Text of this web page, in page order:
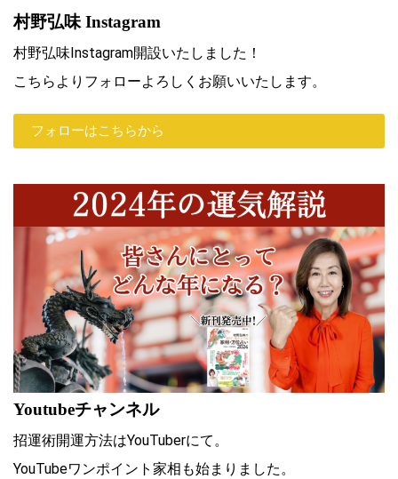
村野弘味 Instagram
村野弘味Instagram開設いたしました！
こちらよりフォローよろしくお願いいたします。
フォローはこちらから
Youtubeチャンネル
招運術開運方法はYouTuberにて。
YouTubeワンポイント家相も始まりました。